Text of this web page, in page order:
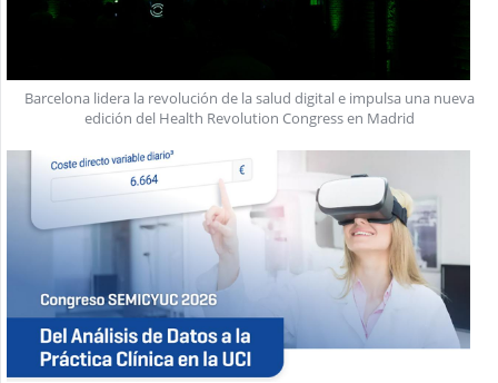
Barcelona lidera la revolución de la salud digital e impulsa una nueva
edición del Health Revolution Congress en Madrid